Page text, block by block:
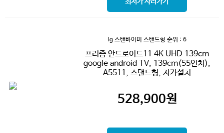
lg 스탠바이미 스탠드형 순위 : 6
프리즘 안드로이드11 4K UHD 139cm
google android TV, 139cm(55인치),
A5511, 스탠드형, 자가설치
528,900원